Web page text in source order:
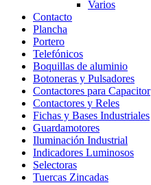
Varios
Contacto
Plancha
Portero
Telefónicos
Boquillas de aluminio
Botoneras y Pulsadores
Contactores para Capacitor
Contactores y Reles
Fichas y Bases Industriales
Guardamotores
Iluminación Industrial
Indicadores Luminosos
Selectoras
Tuercas Zincadas